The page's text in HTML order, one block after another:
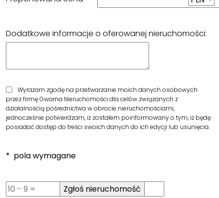
Dodatkowe informacje o oferowanej nieruchomości:
Wyrażam zgodę na przetwarzanie moich danych osobowych
przez firmę Gwarna Nieruchomości dla celów związanych z
działalnością pośrednictwa w obrocie nieruchomościami,
jednocześnie potwierdzam, iż zostałem poinformowany o tym, iż będę
posiadać dostęp do treści swoich danych do ich edycji lub usunięcia.
* pola wymagane